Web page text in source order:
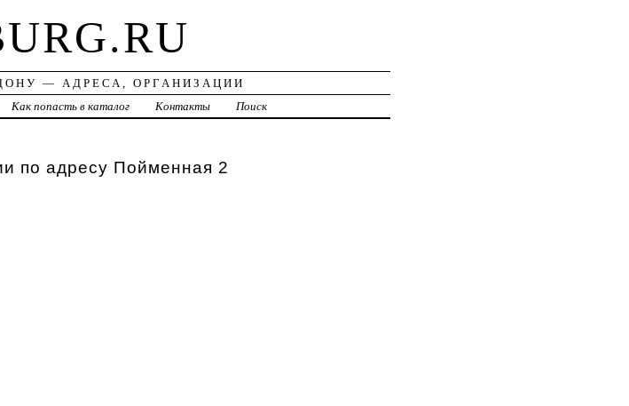
— АДРЕСА, ОРГАНИЗАЦИИ
Как попасть в каталог Контакты Поиск
по адресу Пойменная 2